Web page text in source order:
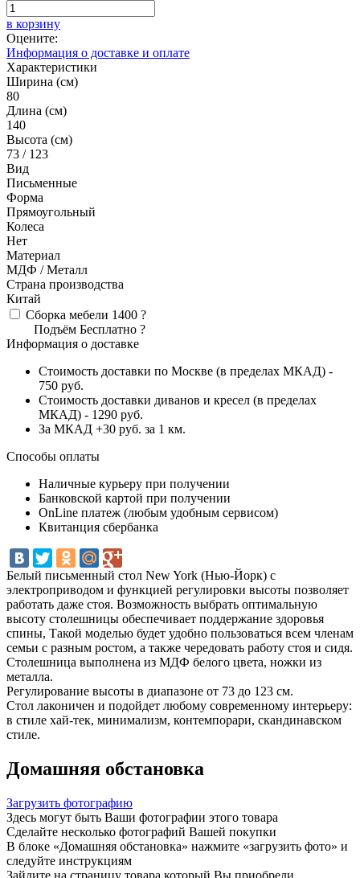
в корзину
Оцените:
Информация о доставке и оплате
Характеристики
Ширина (см)
80
Длина (см)
140
Высота (см)
73 / 123
Вид
Письменные
Форма
Прямоугольный
Колеса
Нет
Материал
МДФ / Металл
Страна производства
Китай
Сборка мебели 1400 ?
Подъём Бесплатно ?
Информация о доставке
Стоимость доставки по Москве (в пределах МКАД) -
750 руб.
Стоимость доставки диванов и кресел (в пределах
МКАД) - 1290 руб.
За МКАД +30 руб. за 1 км.
Способы оплаты
Наличные курьеру при получении
Банковской картой при получении
OnLine платеж (любым удобным сервисом)
Квитанция сбербанка
Белый письменный стол New York (Нью-Йорк) с
электроприводом и функцией регулировки высоты позволяет
работать даже стоя. Возможность выбрать оптимальную
высоту столешницы обеспечивает поддержание здоровья
спины, Такой моделью будет удобно пользоваться всем членам
семьи с разным ростом, а также чередовать работу стоя и сидя.
Столешница выполнена из МДФ белого цвета, ножки из
металла.
Регулирование высоты в диапазоне от 73 до 123 см.
Стол лаконичен и подойдет любому современному интерьеру:
в стиле хай-тек, минимализм, контемпорари, скандинавском
стиле.
Домашняя обстановка
Загрузить фотографию
Здесь могут быть Ваши фотографии этого товара
Сделайте несколько фотографий Вашей покупки
В блоке «Домашняя обстановка» нажмите «загрузить фото» и
следуйте инструкциям
Зайдите на страницу товара который Вы приобрели